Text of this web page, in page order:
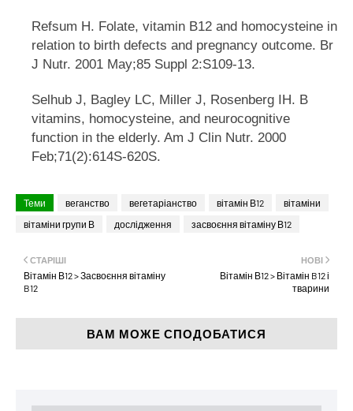
Refsum H. Folate, vitamin B12 and homocysteine in
relation to birth defects and pregnancy outcome. Br
J Nutr. 2001 May;85 Suppl 2:S109-13.
Selhub J, Bagley LC, Miller J, Rosenberg IH. B
vitamins, homocysteine, and neurocognitive
function in the elderly. Am J Clin Nutr. 2000
Feb;71(2):614S-620S.
Теми веганство вегетаріанство вітамін В12
вітаміни
вітаміни групи В
дослідження засвоєння вітаміну В12
НОВІ
Вітамін В12 > Вітамін B12 і
тварини
СТАРІШІ
Вітамін В12 > Засвоєння вітаміну
B12
ВАМ МОЖЕ СПОДОБАТИСЯ